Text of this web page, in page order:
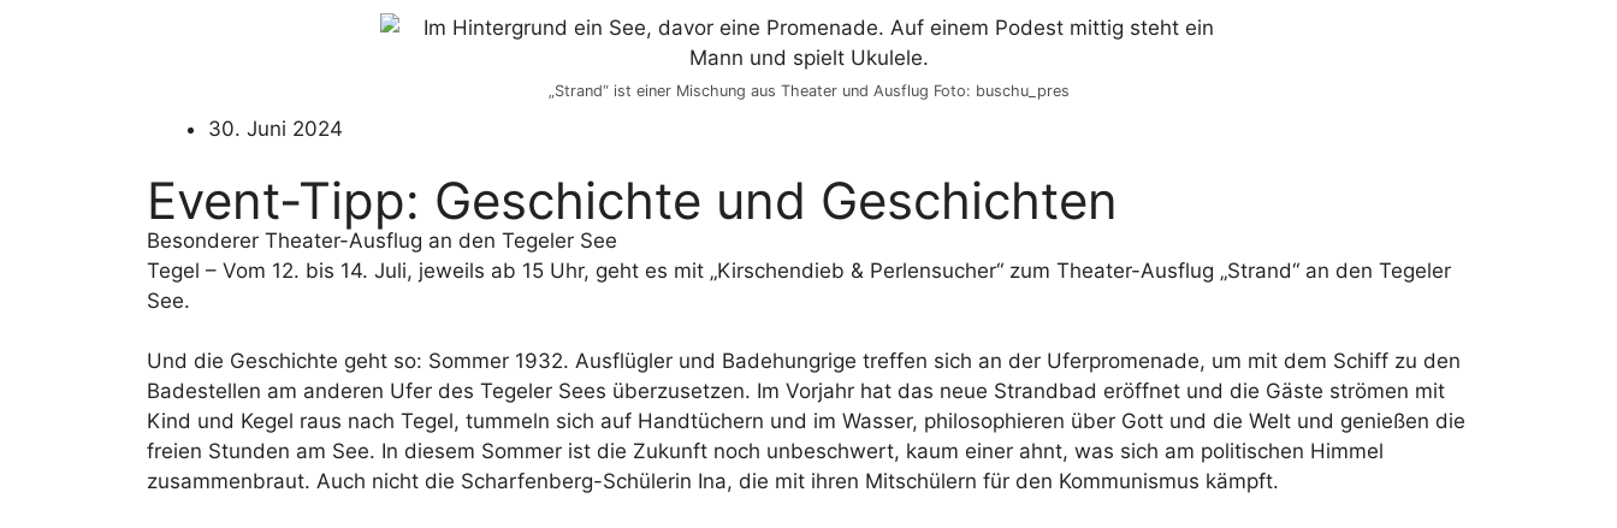
„Strand“ ist einer Mischung aus Theater und Ausflug Foto: buschu_pres
30. Juni 2024
Event-Tipp: Geschichte und Geschichten
Besonderer Theater-Ausflug an den Tegeler See
Tegel – Vom 12. bis 14. Juli, jeweils ab 15 Uhr, geht es mit „Kirschendieb & Perlensucher“ zum Theater-Ausflug „Strand“ an den Tegeler
See.
Und die Geschichte geht so: Sommer 1932. Ausflügler und Badehungrige treffen sich an der Uferpromenade, um mit dem Schiff zu den
Badestellen am anderen Ufer des Tegeler Sees überzusetzen. Im Vorjahr hat das neue Strandbad eröffnet und die Gäste strömen mit
Kind und Kegel raus nach Tegel, tummeln sich auf Handtüchern und im Wasser, philosophieren über Gott und die Welt und genießen die
freien Stunden am See. In diesem Sommer ist die Zukunft noch unbeschwert, kaum einer ahnt, was sich am politischen Himmel
zusammenbraut. Auch nicht die Scharfenberg-Schülerin Ina, die mit ihren Mitschülern für den Kommunismus kämpft.